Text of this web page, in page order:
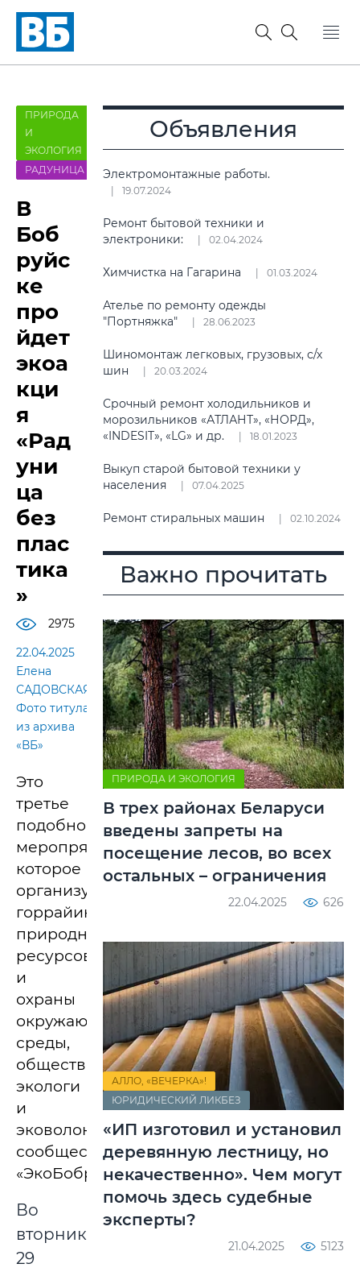
ПРИРОДА
И
ЭКОЛОГИЯ
РАДУНИЦА
В
Боб
руйс
ке
про
йдет
экоа
кци
я
«Рад
уни
ца
без
плас
тика
»
2975
22.04.2025
Елена
САДОВСКАЯ.
Фото титула
из архива
«ВБ»
Это
третье
подобное
меропрятие,
которое
организуют
горрайинспекция
природных
ресурсов
и
охраны
окружающей
среды,
общественные
экологи
и
эковолонтеры
сообщества
«ЭкоБобры».
Во
вторник,
29
Объявления
Электромонтажные работы.
19.07.2024
Ремонт бытовой техники и
электроники:
02.04.2024
Химчистка на Гагарина 01.03.2024
Ателье по ремонту одежды
"Портняжка"
28.06.2023
Шиномонтаж легковых, грузовых, с/х
шин
20.03.2024
Срочный ремонт холодильников и
морозильников «АТЛАНТ», «НОРД»,
«INDESIT», «LG» и др.
18.01.2023
Выкуп старой бытовой техники у
населения
07.04.2025
Ремонт стиральных машин 02.10.2024
Важно прочитать
ПРИРОДА И ЭКОЛОГИЯ
В трех районах Беларуси
введены запреты на
посещение лесов, во всех
остальных – ограничения
22.04.2025 626
АЛЛО, «ВЕЧЕРКА»!
ЮРИДИЧЕСКИЙ ЛИКБЕЗ
«ИП изготовил и установил
деревянную лестницу, но
некачественно». Чем могут
помочь здесь судебные
эксперты?
21.04.2025 5123